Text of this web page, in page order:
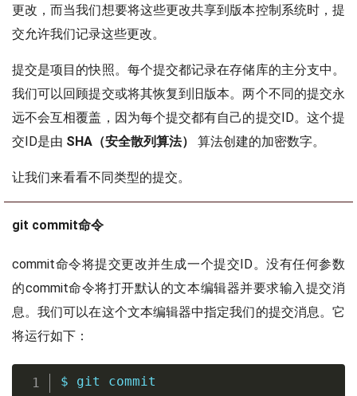
更改，而当我们想要将这些更改共享到版本控制系统时，提
交允许我们记录这些更改。
提交是项目的快照。每个提交都记录在存储库的主分支中。
我们可以回顾提交或将其恢复到旧版本。两个不同的提交永
远不会互相覆盖，因为每个提交都有自己的提交ID。这个提
交ID是由 SHA（安全散列算法） 算法创建的加密数字。
让我们来看看不同类型的提交。
git commit命令
commit命令将提交更改并生成一个提交ID。没有任何参数
的commit命令将打开默认的文本编辑器并要求输入提交消
息。我们可以在这个文本编辑器中指定我们的提交消息。它
将运行如下：
$ git commit